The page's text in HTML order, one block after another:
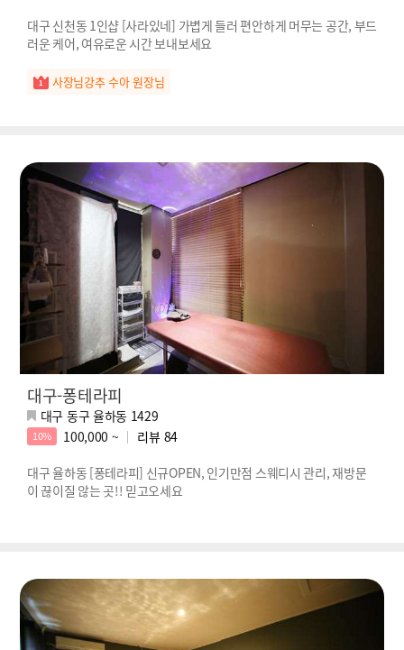
대구 신천동 1인샵 [사라있네] 가볍게 들러 편안하게 머무는 공간, 부드
러운 케어, 여유로운 시간 보내보세요
사장님강추 수아 원장님
대구-퐁테라피
대구 동구 율하동 1429
10% 100,000 ~ 리뷰 84
대구 율하동 [퐁테라피] 신규OPEN, 인기만점 스웨디시 관리, 재방문
이 끊이질 않는 곳!! 믿고오세요